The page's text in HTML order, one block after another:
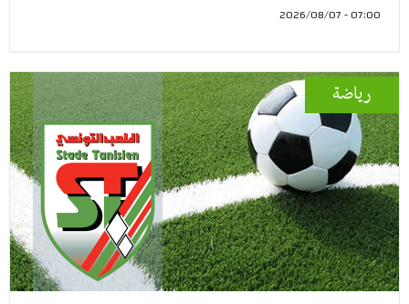
07:00 - 2026/08/07
رياضة